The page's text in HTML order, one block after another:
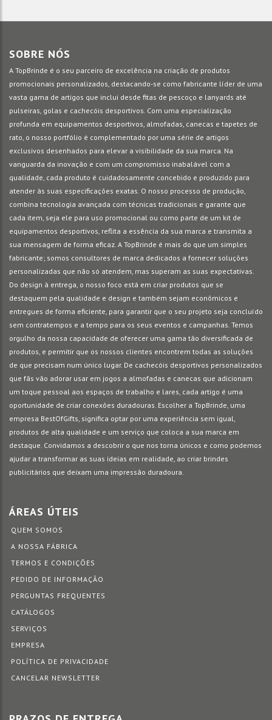
SOBRE NÓS
A TopBrinde é o seu parceiro de excelência na criação de produtos
promocionais personalizados, destacando-se como fabricante líder de uma
vasta gama de artigos que inclui desde fitas de pescoço e lanyards até
pulseiras, golas e cachecóis desportivos. Com uma especialização
profunda em equipamentos desportivos, almofadas, canecas e tapetes de
rato, o nosso portfólio é complementado por uma série de artigos
exclusivos desenhados para elevar a visibilidade da sua marca. Na
vanguarda da inovação e com um compromisso inabalável com a
qualidade, cada produto é cuidadosamente concebido e produzido para
atender às suas especificações exatas. O nosso processo de produção,
combina tecnologia avançada com técnicas tradicionais e garante que
cada item, seja ele para uso promocional ou como parte de um kit de
equipamentos desportivos, reflita a essência da sua marca e transmita a
sua mensagem de forma eficaz. A TopBrinde é mais do que um simples
fabricante; somos consultores de marca dedicados a fornecer soluções
personalizadas que não só atendem, mas superam as suas expectativas.
Do design à entrega, o nosso foco está em criar produtos que se
destaquem pela qualidade e design e também sejam econômicos e
entregues de forma eficiente, para garantir que o seu projeto seja concluído
sem contratempos e a tempo para os seus eventos e campanhas. Temos
orgulho da nossa capacidade de oferecer uma gama tão diversificada de
produtos, e permitir que os nossos clientes encontrem todas as soluções
de que precisam num único lugar. De cachecóis desportivos personalizados
que fãs vão adorar usar em jogos a almofadas e canecas que adicionam
um toque pessoal aos espaços de trabalho e lares, cada artigo é uma
oportunidade de criar conexões duradouras. Escolher a TopBrinde, uma
empresa BestOfGifts, significa optar por uma experiência sem igual,
produtos de alta qualidade e um serviço que coloca a sua marca em
destaque. Convidamos a descobrir o que nos torna únicos e como podemos
ajudar a transformar as suas ideias em realidade, ao criar brindes
publicitários que deixam uma impressão duradoura.
ÁREAS ÚTEIS
QUEM SOMOS
A NOSSA FÁBRICA
TERMOS E CONDIÇÕES
PEDIDO DE INFORMAÇÃO
PERGUNTAS FREQUENTES
CATÁLOGOS
SERVIÇOS
EMPRESA
POLÍTICA DE PRIVACIDADE
CANCELAR NEWSLETTER